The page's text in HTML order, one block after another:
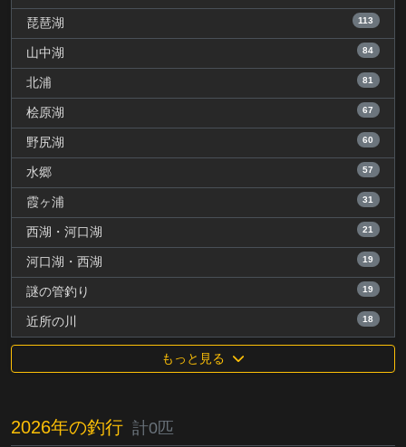
琵琶湖 113
山中湖 84
北浦 81
桧原湖 67
野尻湖 60
水郷 57
霞ヶ浦 31
西湖・河口湖 21
河口湖・西湖 19
謎の管釣り 19
近所の川 18
もっと見る
2026年の釣行 計0匹